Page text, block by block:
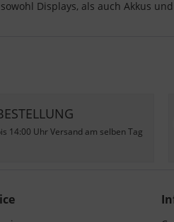
Displays, als auch Akkus
14:00 Uhr Versand am selben Tag